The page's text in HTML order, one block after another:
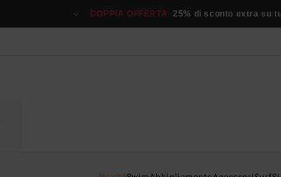
DOPPIA OFFERTA 25% di sconto extra su